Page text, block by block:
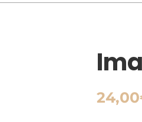
24,00